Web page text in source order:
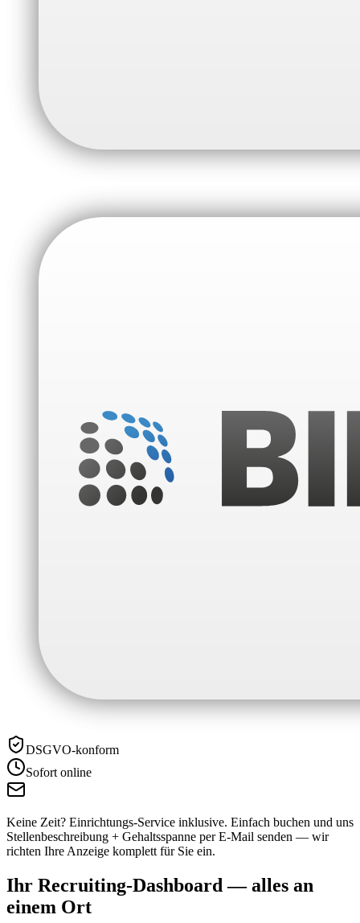
DSGVO-konform
Sofort online
Keine Zeit? Einrichtungs-Service inklusive. Einfach buchen und uns
Stellenbeschreibung + Gehaltsspanne per E-Mail senden — wir
richten Ihre Anzeige komplett für Sie ein.
Ihr Recruiting-Dashboard — alles an
einem Ort